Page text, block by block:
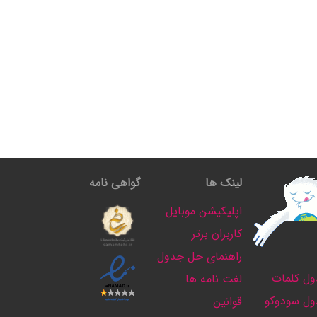
کلمات
سودوکو
لینک ها
اپلیکیشن موبایل
کاربران برتر
راهنمای حل جدول
لغت نامه ها
قوانین
گواهی نامه